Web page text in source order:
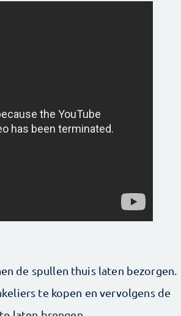
de spullen thuis laten bezorgen.
te kopen en vervolgens de